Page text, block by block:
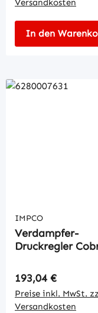
Versandkosten
In den
IMPCO
Verdampfer-
Druckregler
Regulärer Preis:
193,04 €
Preise inkl. MwSt.
Versandkosten